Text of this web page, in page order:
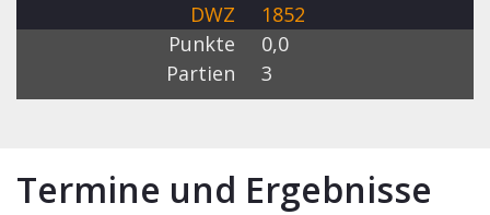
DWZ
1852
Punkte
0,0
Partien
3
Termine und Ergebnisse